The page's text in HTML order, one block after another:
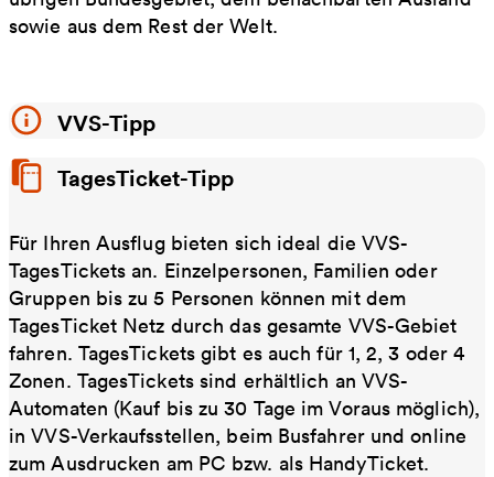
sowie aus dem Rest der Welt.
VVS-Tipp
TagesTicket-Tipp
Für Ihren Ausflug bieten sich ideal die VVS-
TagesTickets an. Einzelpersonen, Familien oder
Gruppen bis zu 5 Personen können mit dem
TagesTicket Netz durch das gesamte VVS-Gebiet
fahren. TagesTickets gibt es auch für 1, 2, 3 oder 4
Zonen. TagesTickets sind erhältlich an VVS-
Automaten (Kauf bis zu 30 Tage im Voraus möglich),
in VVS-Verkaufsstellen, beim Busfahrer und online
zum Ausdrucken am PC bzw. als HandyTicket.